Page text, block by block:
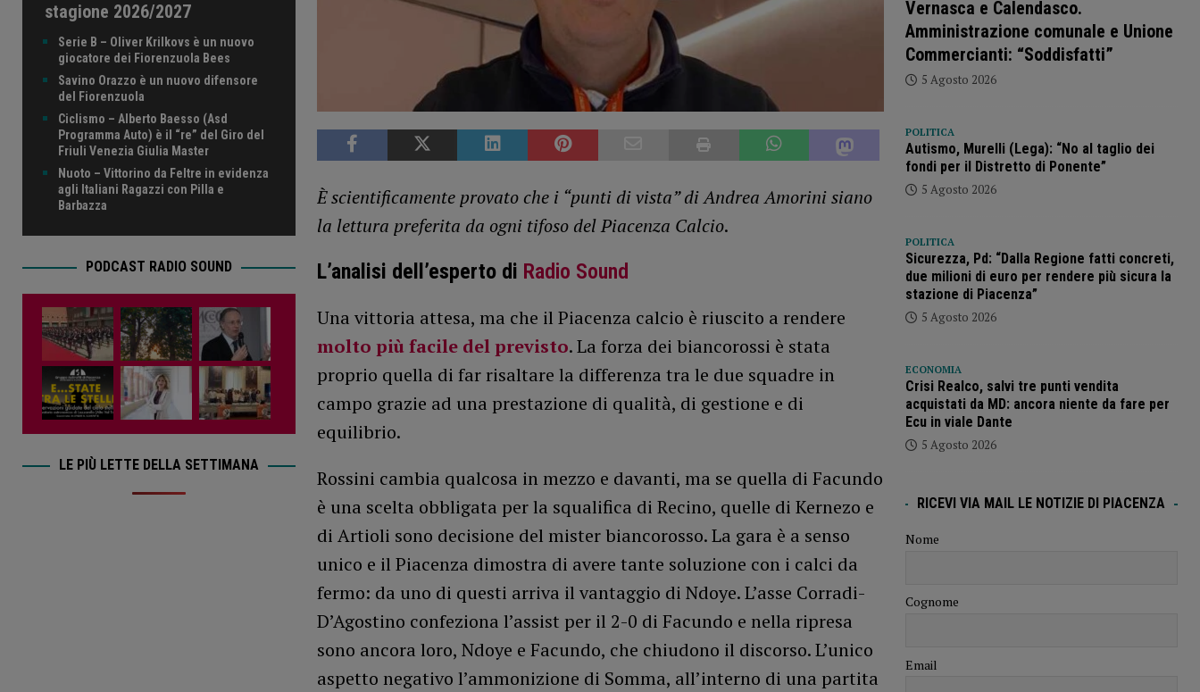
È scientificamente provato che i “punti di vista” di Andrea Amorini siano
la lettura preferita da ogni tifoso del Piacenza Calcio.
L’analisi dell’esperto di Radio Sound
Una vittoria attesa, ma che il Piacenza calcio è riuscito a rendere
molto più facile del previsto. La forza dei biancorossi è stata
proprio quella di far risaltare la differenza tra le due squadre in
campo grazie ad una prestazione di qualità, di gestione e di
equilibrio.
Rossini cambia qualcosa in mezzo e davanti, ma se quella di Facundo
è una scelta obbligata per la squalifica di Recino, quelle di Kernezo e
di Artioli sono decisione del mister biancorosso. La gara è a senso
unico e il Piacenza dimostra di avere tante soluzione con i calci da
fermo: da uno di questi arriva il vantaggio di Ndoye. L’asse Corradi-
D’Agostino confeziona l’assist per il 2-0 di Facundo e nella ripresa
sono ancora loro, Ndoye e Facundo, che chiudono il discorso. L’unico
aspetto negativo l’ammonizione di Somma, all’interno di una partita
stagione 2026/2027
Serie B – Oliver Krilkovs è un nuovo
giocatore dei Fiorenzuola Bees
Savino Orazzo è un nuovo difensore
del Fiorenzuola
Ciclismo – Alberto Baesso (Asd
Programma Auto) è il “re” del Giro del
Friuli Venezia Giulia Master
Nuoto – Vittorino da Feltre in evidenza
agli Italiani Ragazzi con Pilla e
Barbazza
PODCAST RADIO SOUND
LE PIÙ LETTE DELLA SETTIMANA
Vernasca e Calendasco.
Amministrazione comunale e Unione
Commercianti: “Soddisfatti”
5 Agosto 2026
POLITICA
Autismo, Murelli (Lega): “No al taglio dei
fondi per il Distretto di Ponente”
5 Agosto 2026
POLITICA
Sicurezza, Pd: “Dalla Regione fatti concreti,
due milioni di euro per rendere più sicura la
stazione di Piacenza”
5 Agosto 2026
ECONOMIA
Crisi Realco, salvi tre punti vendita
acquistati da MD: ancora niente da fare per
Ecu in viale Dante
5 Agosto 2026
RICEVI VIA MAIL LE NOTIZIE DI PIACENZA
Nome
Cognome
Email